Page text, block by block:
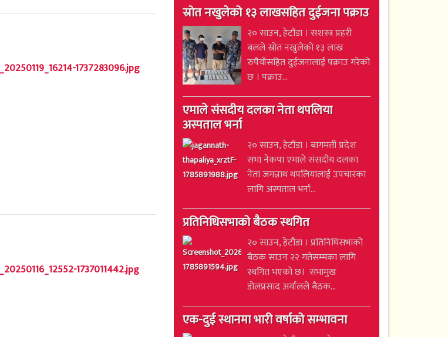
स्रोत नखुलेको १३ लाखसहित दुईजना पक्राउ
२० साउन, हेटौंडा । सशस्त्र प्रहरी
बलले स्रोत नखुलेको १३ लाख
रुपैयाँसहित दुईजनालाई पक्राउ गरेको
छ । पक्राउ...
एमाले संसदीय दलका नेता थपलिया
अस्पताल भर्ना
२० साउन, हेटौंडा । बागमती प्रदेश
सभा नेकपा एमाले संसदीय दलका
नेता जगन्नाथ थपलियालाई उपचारका
लागि अस्पताल भर्ना...
प्रतिनिधिसभाको बैठक स्थगित
२० साउन, हेटौंडा । प्रतिनिधिसभाको
बैठक साउन २२ गतेसम्मका लागि
स्थगित भएको छ। सभामुख
डोलप्रसाद अर्यालले बैठक...
एक-दुई स्थानमा भारी वर्षाको सम्भावना